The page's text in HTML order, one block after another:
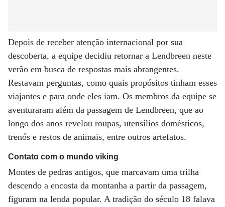
Depois de receber atenção internacional por sua
descoberta, a equipe decidiu retornar a Lendbreen neste
verão em busca de respostas mais abrangentes.
Restavam perguntas, como quais propósitos tinham esses
viajantes e para onde eles iam. Os membros da equipe se
aventuraram além da passagem de Lendbreen, que ao
longo dos anos revelou roupas, utensílios domésticos,
trenós e restos de animais, entre outros artefatos.
Contato com o mundo viking
Montes de pedras antigos, que marcavam uma trilha
descendo a encosta da montanha a partir da passagem,
figuram na lenda popular. A tradição do século 18 falava